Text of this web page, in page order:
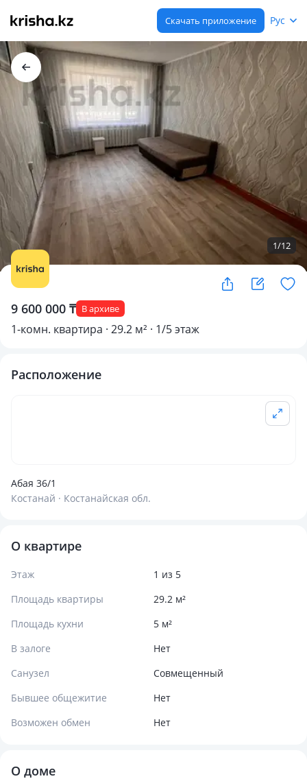
Скачать приложение Рус
1/12
9 600 000 ₸ В архиве
1-комн. квартира · 29.2 м² · 1/5 этаж
Расположение
Абая 36/1
Костанай · Костанайская обл.
О квартире
Этаж
1 из 5
Площадь квартиры
29.2 м²
Площадь кухни
5 м²
В залоге
Нет
Санузел
Совмещенный
Бывшее общежитие
Нет
Возможен обмен
Нет
О доме